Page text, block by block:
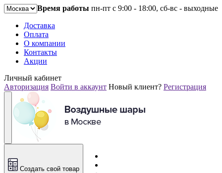
Время работы пн-пт с 9:00 - 18:00, сб-вс - выходные
Доставка
Оплата
О компании
Контакты
Акции
Личный кабинет
Авторизация Войти в аккаунт Новый клиент? Регистрация
Создать свой товар